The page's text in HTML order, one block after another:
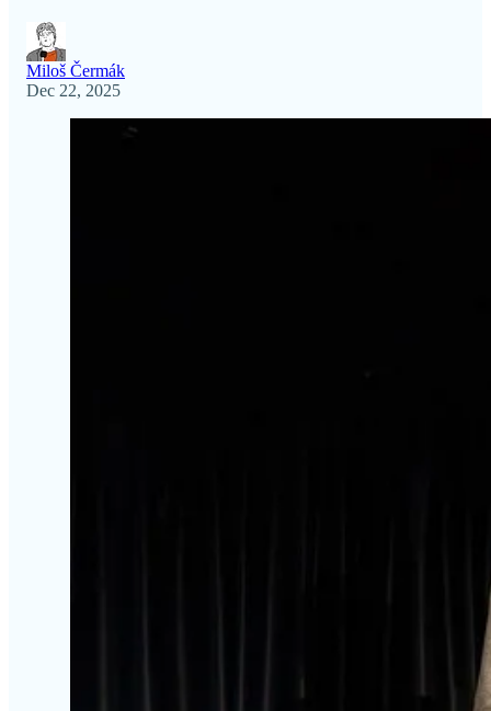
Miloš Čermák
Dec 22, 2025